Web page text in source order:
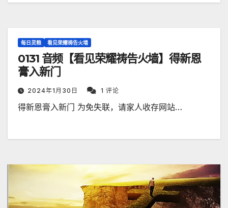
每日灵粮 看见荣耀祷告火墙
0131 音频【看见荣耀祷告火墙】得新恩
膏入新门
2024年1月30日 1 评论
得新恩膏入新门 为免失联，请家人收存网站…